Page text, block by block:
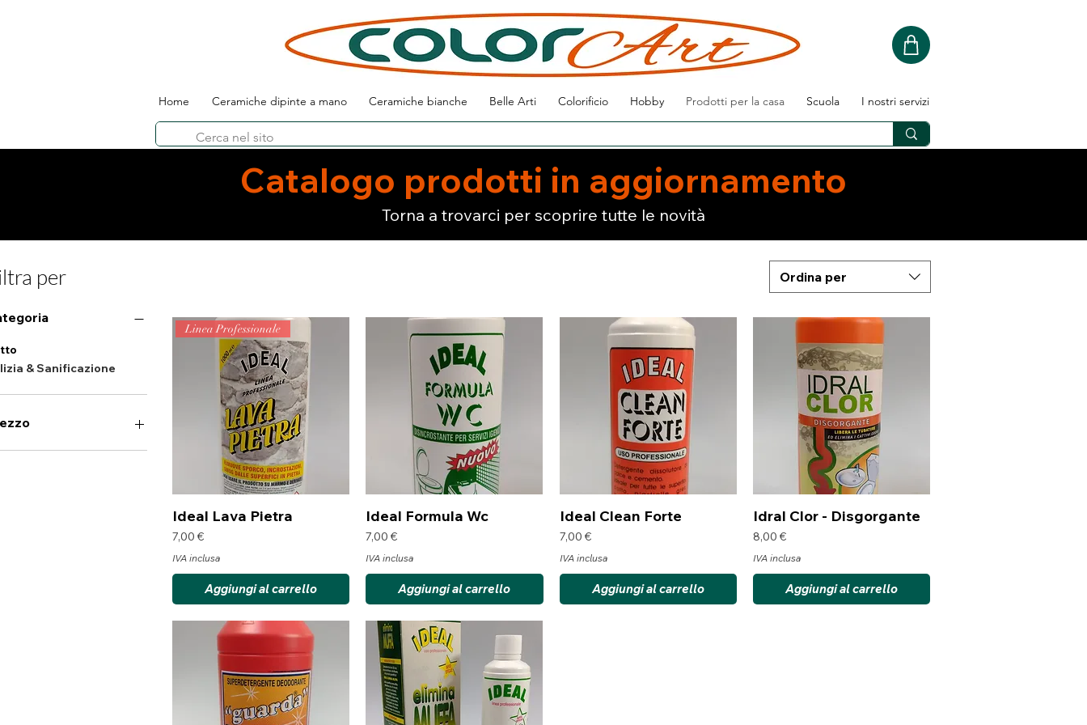
Home Ceramiche dipinte a mano Ceramiche bianche Belle Arti Colorificio Hobby Prodotti per la casa Scuola I nostri servizi
Catalogo prodotti in aggiornamento
Torna a trovarci per scoprire tutte le novità
per
& Sanificazione
Ordina per
Vista rapida
Linea Professionale
Ideal Lava Pietra
Prezzo
7,00 €
IVA inclusa
Aggiungi al carrello
Vista rapida
Ideal Formula Wc
Prezzo
7,00 €
IVA inclusa
Aggiungi al carrello
Vista rapida
Ideal Clean Forte
Prezzo
7,00 €
IVA inclusa
Aggiungi al carrello
Vista rapida
Idral Clor - Disgorgante
Prezzo
8,00 €
IVA inclusa
Aggiungi al carrello